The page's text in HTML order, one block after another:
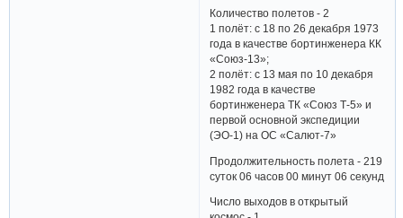
Количество полетов - 2
1 полёт: с 18 по 26 декабря 1973
года в качестве бортинженера КК
«Союз-13»;
2 полёт: с 13 мая по 10 декабря
1982 года в качестве
бортинженера ТК «Союз Т-5» и
первой основной экспедиции
(ЭО-1) на ОС «Салют-7»
Продолжительность полета - 219
суток 06 часов 00 минут 06 секунд
Число выходов в открытый